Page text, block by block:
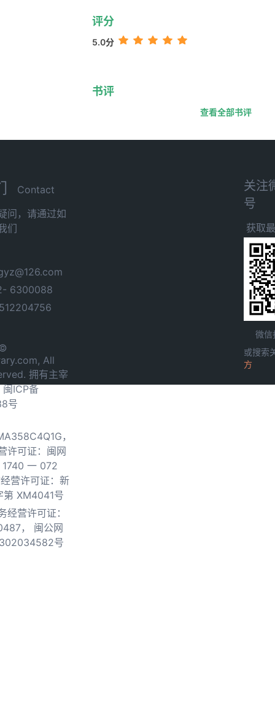
评分
5.0分
书评
查看全部书评
Contact
问，请通过如
们
6300088
All
拥有主宰
闽ICP备
号
，
许可证：闽网
一 072
营许可证：新
第 XM4041号
经营许可证：
，
闽公网
号
关注
号
获取
微信
或搜索
方